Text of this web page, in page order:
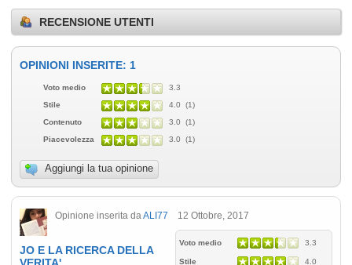
RECENSIONE UTENTI
OPINIONI INSERITE: 1
Voto medio
3.3
Stile
4.0 (1)
Contenuto
3.0 (1)
Piacevolezza
3.0 (1)
Aggiungi la tua opinione
Opinione inserita da ALI77 12 Ottobre, 2017
Voto medio 3.3
Stile 4.0
JO E LA RICERCA DELLA